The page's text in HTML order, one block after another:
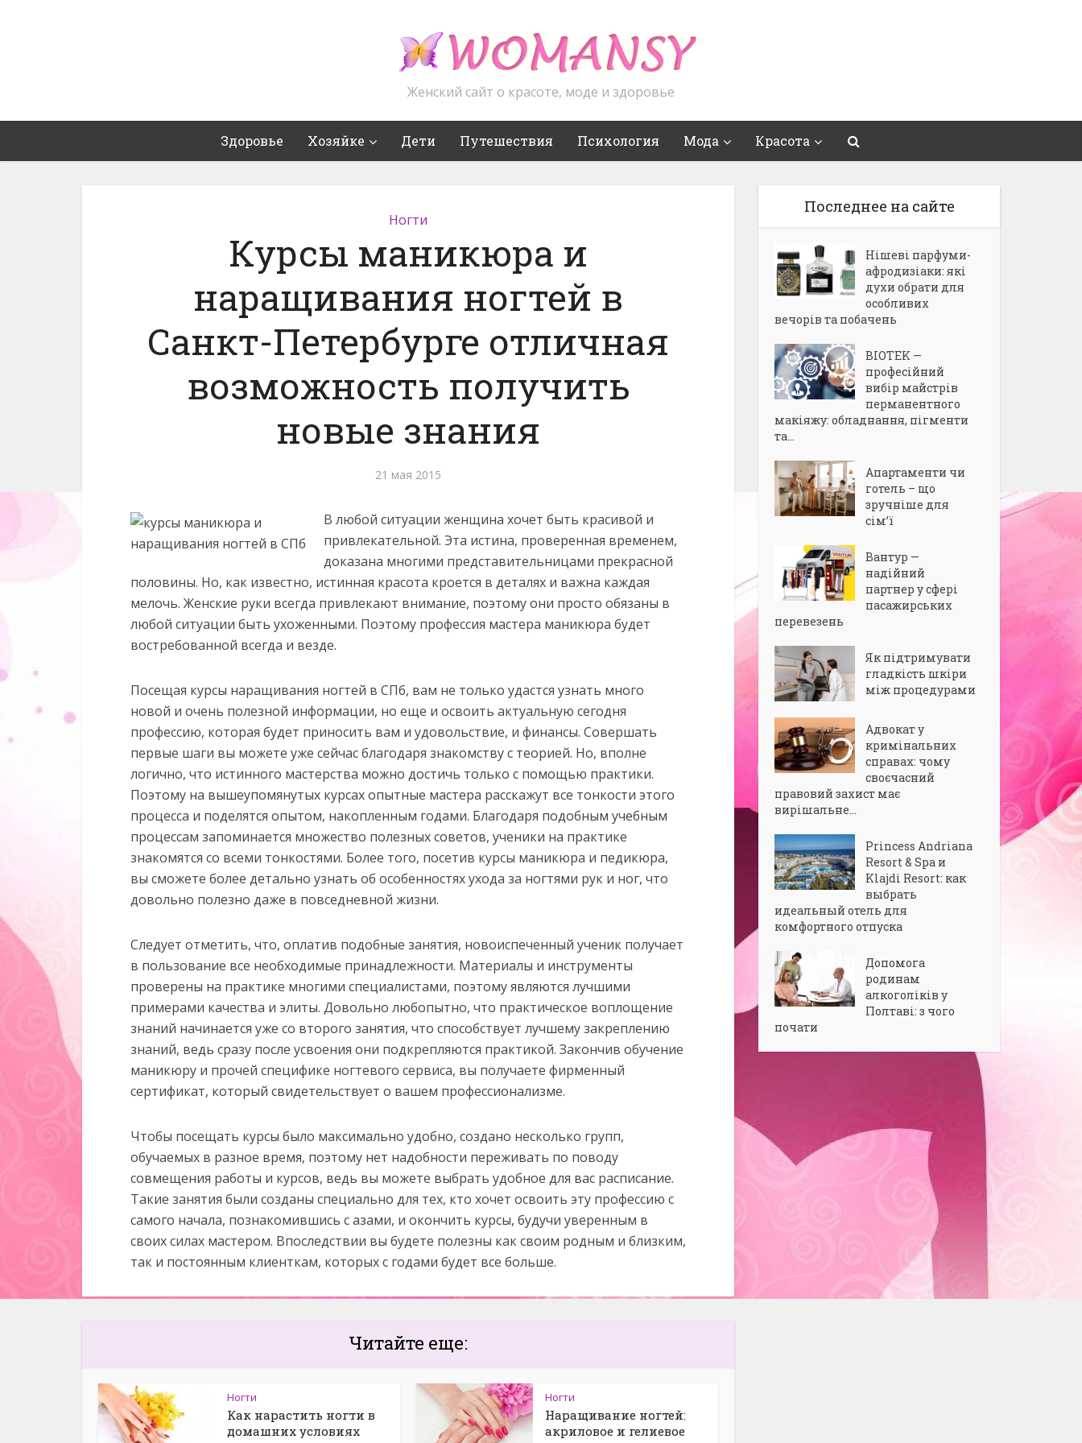
Женский сайт о красоте, моде и здоровье
Здоровье Хозяйке Дети Путешествия Психология Мода Красота
Ногти
Курсы маникюра и
наращивания ногтей в
Санкт-Петербурге отличная
возможность получить
новые знания
21 мая 2015
В любой ситуации женщина хочет быть красивой и
привлекательной. Эта истина, проверенная временем,
доказана многими представительницами прекрасной
половины. Но, как известно, истинная красота кроется в деталях и важна каждая
мелочь. Женские руки всегда привлекают внимание, поэтому они просто обязаны в
любой ситуации быть ухоженными. Поэтому профессия мастера маникюра будет
востребованной всегда и везде.
Посещая курсы наращивания ногтей в СПб, вам не только удастся узнать много
новой и очень полезной информации, но еще и освоить актуальную сегодня
профессию, которая будет приносить вам и удовольствие, и финансы. Совершать
первые шаги вы можете уже сейчас благодаря знакомству с теорией. Но, вполне
логично, что истинного мастерства можно достичь только с помощью практики.
Поэтому на вышеупомянутых курсах опытные мастера расскажут все тонкости этого
процесса и поделятся опытом, накопленным годами. Благодаря подобным учебным
процессам запоминается множество полезных советов, ученики на практике
знакомятся со всеми тонкостями. Более того, посетив курсы маникюра и педикюра,
вы сможете более детально узнать об особенностях ухода за ногтями рук и ног, что
довольно полезно даже в повседневной жизни.
Следует отметить, что, оплатив подобные занятия, новоиспеченный ученик получает
в пользование все необходимые принадлежности. Материалы и инструменты
проверены на практике многими специалистами, поэтому являются лучшими
примерами качества и элиты. Довольно любопытно, что практическое воплощение
знаний начинается уже со второго занятия, что способствует лучшему закреплению
знаний, ведь сразу после усвоения они подкрепляются практикой. Закончив обучение
маникюру и прочей специфике ногтевого сервиса, вы получаете фирменный
сертификат, который свидетельствует о вашем профессионализме.
Чтобы посещать курсы было максимально удобно, создано несколько групп,
обучаемых в разное время, поэтому нет надобности переживать по поводу
совмещения работы и курсов, ведь вы можете выбрать удобное для вас расписание.
Такие занятия были созданы специально для тех, кто хочет освоить эту профессию с
самого начала, познакомившись с азами, и окончить курсы, будучи уверенным в
своих силах мастером. Впоследствии вы будете полезны как своим родным и близким,
так и постоянным клиенткам, которых с годами будет все больше.
Читайте еще:
Ногти
Как нарастить ногти в
домашних условиях
Ногти
Наращивание ногтей:
акриловое и гелиевое
Последнее на сайте
Нішеві парфуми-
афродизіаки: які
духи обрати для
особливих
вечорів та побачень
BIOTEK —
професійний
вибір майстрів
перманентного
макіяжу: обладнання, пігменти
та...
Апартаменти чи
готель – що
зручніше для
сім’ї
Вантур —
надійний
партнер у сфері
пасажирських
перевезень
Як підтримувати
гладкість шкіри
між процедурами
Адвокат у
кримінальних
справах: чому
своєчасний
правовий захист має
вирішальне...
Princess Andriana
Resort & Spa и
Klajdi Resort: как
выбрать
идеальный отель для
комфортного отпуска
Допомога
родинам
алкоголіків у
Полтаві: з чого
почати